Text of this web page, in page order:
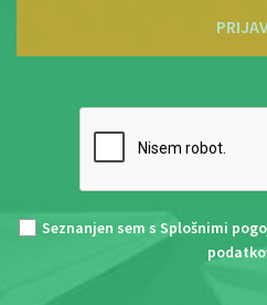
Seznanjen sem s Splošnimi